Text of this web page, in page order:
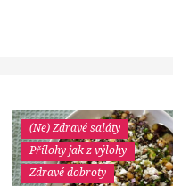
(Ne) Zdravé saláty
Přílohy jak z výlohy
Zdravé dobroty